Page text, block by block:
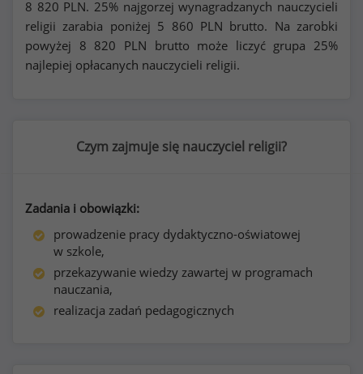
8 820 PLN. 25% najgorzej wynagradzanych nauczycieli
religii zarabia poniżej 5 860 PLN brutto. Na zarobki
powyżej 8 820 PLN brutto może liczyć grupa 25%
najlepiej opłacanych nauczycieli religii.
Czym zajmuje się nauczyciel religii?
Zadania i obowiązki:
prowadzenie pracy dydaktyczno-oświatowej
w szkole,
przekazywanie wiedzy zawartej w programach
nauczania,
realizacja zadań pedagogicznych